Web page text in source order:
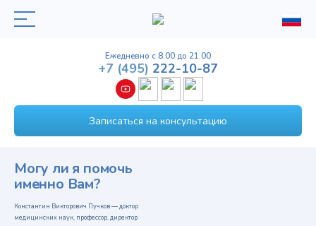
Ежедневно с 8.00 до 21.00
Записаться на консультацию
+7 (495) 222-10-87
Могу ли я помочь
именно Вам?
Константин Викторович Пучков — доктор
медицинских наук, профессор, директор